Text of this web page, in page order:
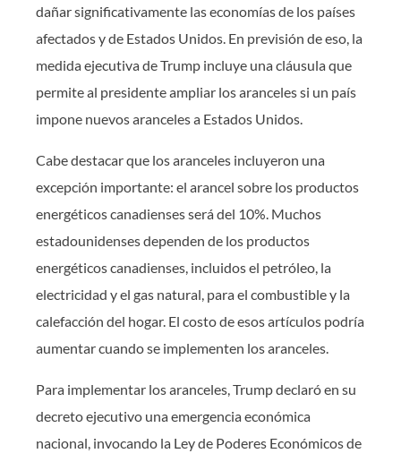
dañar significativamente las economías de los países
afectados y de Estados Unidos. En previsión de eso, la
medida ejecutiva de Trump incluye una cláusula que
permite al presidente ampliar los aranceles si un país
impone nuevos aranceles a Estados Unidos.
Cabe destacar que los aranceles incluyeron una
excepción importante: el arancel sobre los productos
energéticos canadienses será del 10%. Muchos
estadounidenses dependen de los productos
energéticos canadienses, incluidos el petróleo, la
electricidad y el gas natural, para el combustible y la
calefacción del hogar. El costo de esos artículos podría
aumentar cuando se implementen los aranceles.
Para implementar los aranceles, Trump declaró en su
decreto ejecutivo una emergencia económica
nacional, invocando la Ley de Poderes Económicos de